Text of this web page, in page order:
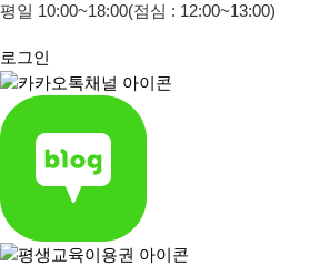
평일 10:00~18:00(점심 : 12:00~13:00)
로그인